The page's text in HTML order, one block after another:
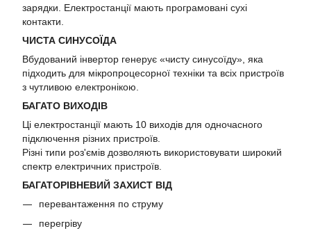
зарядки. Електростанції мають програмовані сухі
контакти.
ЧИСТА СИНУСОЇДА
Вбудований інвертор генерує «чисту синусоїду», яка
підходить для мікропроцесорної техніки та всіх пристроїв
з чутливою електронікою.
БАГАТО ВИХОДІВ
Ці електростанції мають 10 виходів для одночасного
підключення різних пристроїв.
Різні типи роз'ємів дозволяють використовувати широкий
спектр електричних пристроїв.
БАГАТОРІВНЕВИЙ ЗАХИСТ ВІД
перевантаження по струму
перегріву